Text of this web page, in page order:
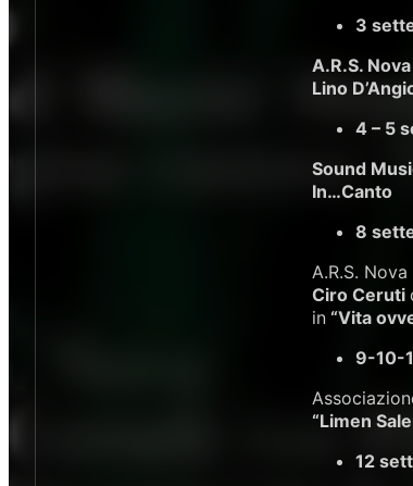
3
A.R.S. Nova
Lino
4 – 5
Sound
In…Canto
8
A.R.S. Nova
Ciro Ceruti
in“Vita
9-10-
“Limen
12